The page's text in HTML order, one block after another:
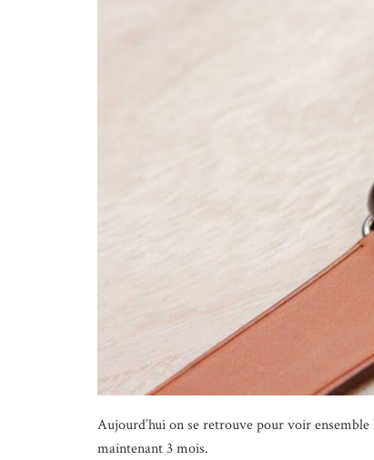
Aujourd’hui on se retrouve pour voir ensemble
maintenant 3 mois.